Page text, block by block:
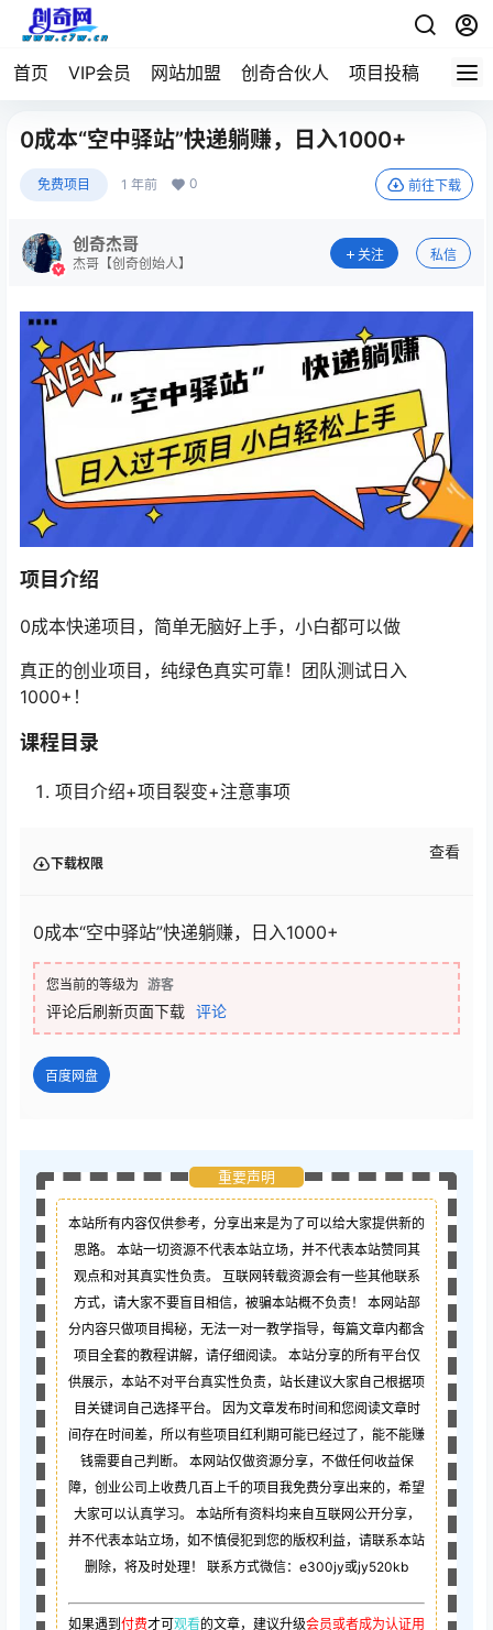
首页 VIP会员 网站加盟 创奇合伙人 项目投稿
0成本“空中驿站”快递躺赚，日入1000+
免费项目 1 年前 0 前往下载
创奇杰哥
杰哥【创奇创始人】
关注 私信
项目介绍
0成本快递项目，简单无脑好上手，小白都可以做
真正的创业项目，纯绿色真实可靠！团队测试日入
1000+！
课程目录
项目介绍+项目裂变+注意事项
下载权限
查看
0成本“空中驿站”快递躺赚，日入1000+
您当前的等级为 游客
评论后刷新页面下载 评论
百度网盘
重要声明
本站所有内容仅供参考，分享出来是为了可以给大家提供新的
思路。 本站一切资源不代表本站立场，并不代表本站赞同其
观点和对其真实性负责。 互联网转载资源会有一些其他联系
方式，请大家不要盲目相信，被骗本站概不负责！ 本网站部
分内容只做项目揭秘，无法一对一教学指导，每篇文章内都含
项目全套的教程讲解，请仔细阅读。 本站分享的所有平台仅
供展示，本站不对平台真实性负责，站长建议大家自己根据项
目关键词自己选择平台。 因为文章发布时间和您阅读文章时
间存在时间差，所以有些项目红利期可能已经过了，能不能赚
钱需要自己判断。 本网站仅做资源分享，不做任何收益保
障，创业公司上收费几百上千的项目我免费分享出来的，希望
大家可以认真学习。 本站所有资料均来自互联网公开分享，
并不代表本站立场，如不慎侵犯到您的版权利益，请联系本站
删除，将及时处理！ 联系方式微信：e300jy或jy520kb
如果遇到 付费才可观看的文章，建议升级会员或者成为认证用